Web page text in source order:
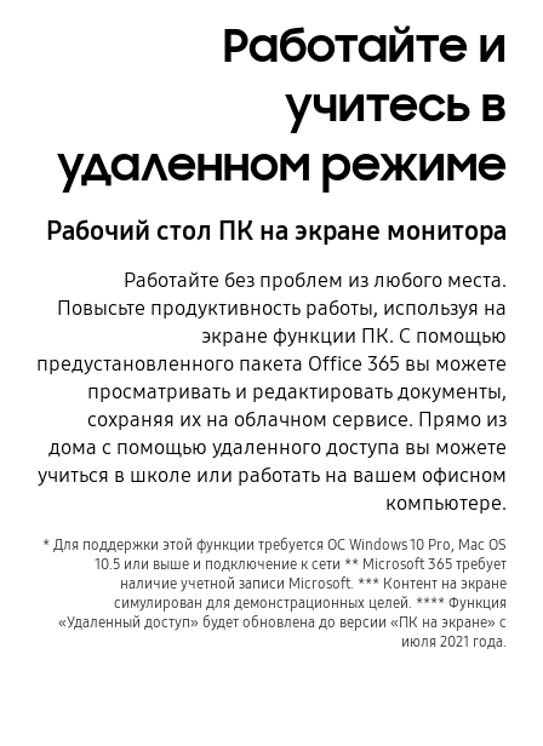
Работайте и
учитесь в
удаленном режиме
Рабочий стол ПК на экране монитора
Работайте без проблем из любого места.
Повысьте продуктивность работы, используя на
экране функции ПК. С помощью
предустановленного пакета Office 365 вы можете
просматривать и редактировать документы,
сохраняя их на облачном сервисе. Прямо из
дома с помощью удаленного доступа вы можете
учиться в школе или работать на вашем офисном
компьютере.
* Для поддержки этой функции требуется ОС Windows 10 Pro, Mac OS
10.5 или выше и подключение к сети ** Microsoft 365 требует
наличие учетной записи Microsoft. *** Контент на экране
симулирован для демонстрационных целей. **** Функция
«Удаленный доступ» будет обновлена до версии «ПК на экране» с
июля 2021 года.